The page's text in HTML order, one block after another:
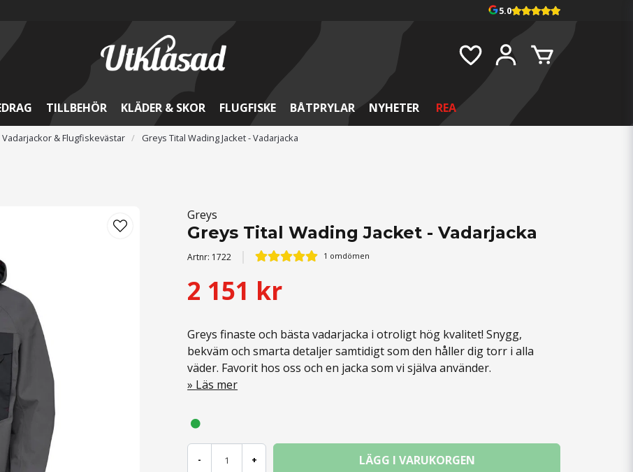
5.0
TILLBEHÖR KLÄDER & SKOR FLUGFISKE BÅTPRYLAR NYHETER REA
Vadarjackor & Flugfiskevästar Greys Tital Wading Jacket - Vadarjacka
Greys
Greys Tital Wading Jacket - Vadarjacka
Artnr: 1722 1 omdömen
2 151 kr
Greys finaste och bästa vadarjacka i otroligt hög kvalitet! Snygg,
bekväm och smarta detaljer samtidigt som den håller dig torr i alla
väder. Favorit hos oss och en jacka som vi själva använder.
Läs mer
- + LÄGG I VARUKORGEN